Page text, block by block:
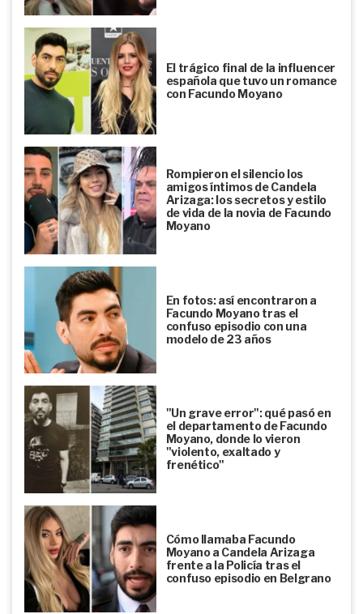
El trágico final de la influencer
española que tuvo un romance
con Facundo Moyano
Rompieron el silencio los
amigos íntimos de Candela
Arizaga: los secretos y estilo
de vida de la novia de Facundo
Moyano
En fotos: así encontraron a
Facundo Moyano tras el
confuso episodio con una
modelo de 23 años
"Un grave error": qué pasó en
el departamento de Facundo
Moyano, donde lo vieron
"violento, exaltado y
frenético"
Cómo llamaba Facundo
Moyano a Candela Arizaga
frente a la Policía tras el
confuso episodio en Belgrano